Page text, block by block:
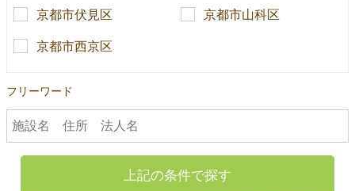
京都市伏見区 京都市山科区
京都市西京区
フリーワード
上記の条件で探す